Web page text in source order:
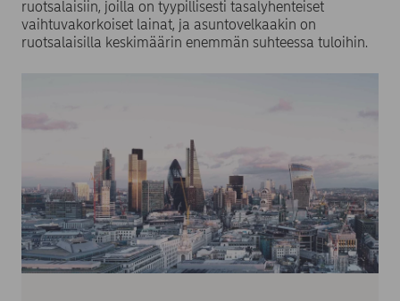
ruotsalaisiin, joilla on tyypillisesti tasalyhenteiset
vaihtuvakorkoiset lainat, ja asuntovelkaakin on
ruotsalaisilla keskimäärin enemmän suhteessa tuloihin.